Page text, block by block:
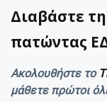
Διαβάστε
πατώντας
Ακολουθήστε το
μάθετε πρώτοι